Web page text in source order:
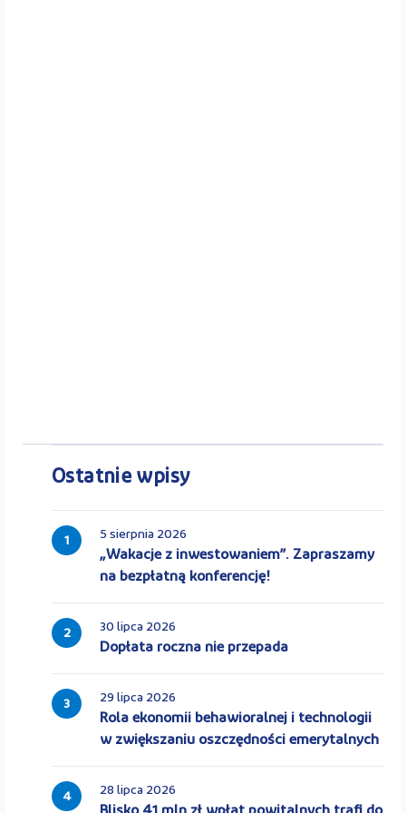
Ostatnie wpisy
1 5 sierpnia 2026
„Wakacje z inwestowaniem”. Zapraszamy
na bezpłatną konferencję!
2 30 lipca 2026
Dopłata roczna nie przepada
3 29 lipca 2026
Rola ekonomii behawioralnej i technologii
w zwiększaniu oszczędności emerytalnych
4 28 lipca 2026